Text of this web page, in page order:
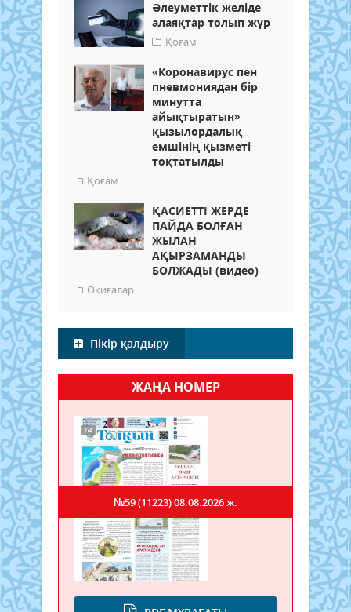
Әлеуметтік желіде
алаяқтар толып жүр
Қоғам
«Коронавирус пен
пневмониядан бір
минутта
айықтыратын»
қызылордалық
емшінің қызметі
тоқтатылды
Қоғам
​ҚАСИЕТТІ ЖЕРДЕ
ПАЙДА БОЛҒАН
ЖЫЛАН
АҚЫРЗАМАНДЫ
БОЛЖАДЫ (видео)
Оқиғалар
Пікір қалдыру
ЖАҢА НОМЕР
№59 (11223)08.08.2026 ж.